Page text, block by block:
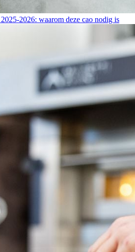
2026: waarom deze cao nodig is